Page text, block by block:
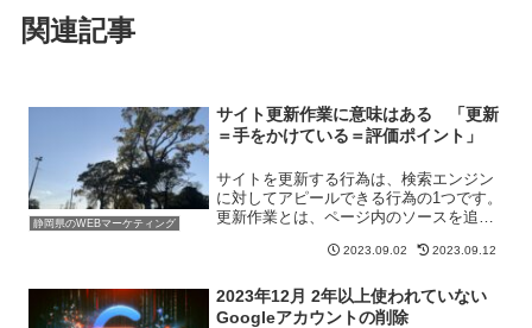
関連記事
静岡県のWEBマーケティング
サイト更新作業に意味はある 「更新
＝手をかけている＝評価ポイント」
サイトを更新する行為は、検索エンジン
に対してアピールできる行為の1つです。
更新作業とは、ページ内のソースを追加
追加したり、既存の記事を修正する行為
がどこかで少しでも変更...
2023.09.02 2023.09.12
2023年12月 2年以上使われていない
Googleアカウントの削除